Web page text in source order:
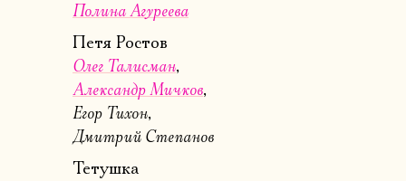
Полина Агуреева
Петя Ростов
Олег Талисман
Александр Мичков
Егор Тихон
Дмитрий Степанов
Тетушка